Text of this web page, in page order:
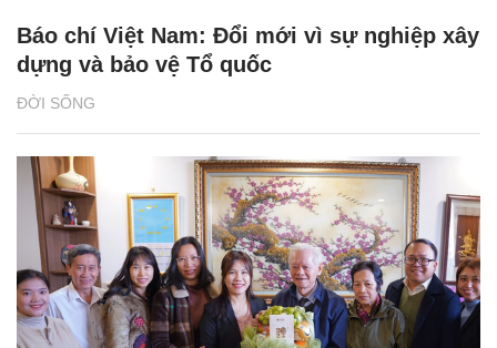
ĐỜI SỐNG
Báo chí Việt Nam: Đổi mới vì sự nghiệp xây
dựng và bảo vệ Tổ quốc